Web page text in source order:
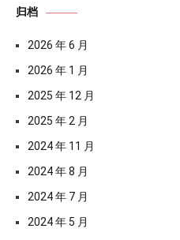
归档
2026 年 6 月
2026 年 1 月
2025 年 12 月
2025 年 2 月
2024 年 11 月
2024 年 8 月
2024 年 7 月
2024 年 5 月